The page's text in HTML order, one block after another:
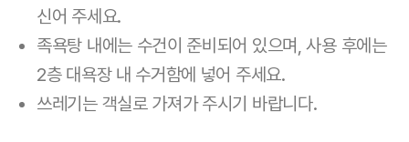
신어 주세요.
족욕탕 내에는 수건이 준비되어 있으며, 사용 후에는
2층 대욕장 내 수거함에 넣어 주세요.
쓰레기는 객실로 가져가 주시기 바랍니다.